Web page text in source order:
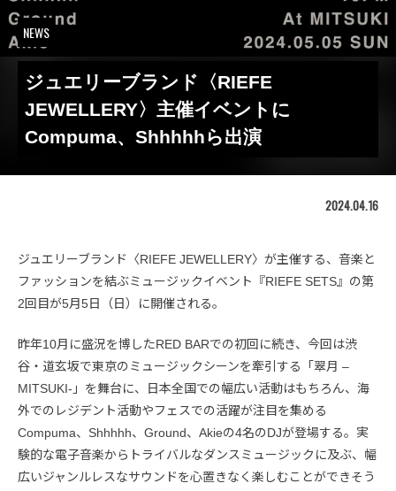
NEWS
ジュエリーブランド〈RIEFE
JEWELLERY〉主催イベントに
Compuma、Shhhhhら出演
2024.04.16
ジュエリーブランド〈RIEFE JEWELLERY〉が主催する、音楽と
ファッションを結ぶミュージックイベント『RIEFE SETS』の第
2回目が5月5日（日）に開催される。
昨年10月に盛況を博したRED BARでの初回に続き、今回は渋
谷・道玄坂で東京のミュージックシーンを牽引する「翠月 –
MITSUKI-」を舞台に、日本全国での幅広い活動はもちろん、海
外でのレジデント活動やフェスでの活躍が注目を集める
Compuma、Shhhhh、Ground、Akieの4名のDJが登場する。実
験的な電子音楽からトライバルなダンスミュージックに及ぶ、幅
広いジャンルレスなサウンドを心置きなく楽しむことができそう